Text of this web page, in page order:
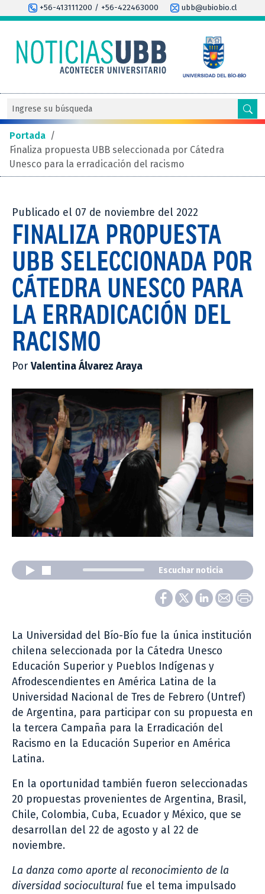
+56-413111200 / +56-422463000 ubb@ubiobio.cl
Portada /
Finaliza propuesta UBB seleccionada por Cátedra
Unesco para la erradicación del racismo
Publicado el 07 de noviembre del 2022
FINALIZA PROPUESTA
UBB SELECCIONADA POR
CÁTEDRA UNESCO PARA
LA ERRADICACIÓN DEL
RACISMO
PorValentina Álvarez Araya
Escuchar noticia
La Universidad del Bío-Bío fue la única institución
chilena seleccionada por la Cátedra Unesco
Educación Superior y Pueblos Indígenas y
Afrodescendientes en América Latina de la
Universidad Nacional de Tres de Febrero (Untref)
de Argentina, para participar con su propuesta en
la tercera Campaña para la Erradicación del
Racismo en la Educación Superior en América
Latina.
En la oportunidad también fueron seleccionadas
20 propuestas provenientes de Argentina, Brasil,
Chile, Colombia, Cuba, Ecuador y México, que se
desarrollan del 22 de agosto y al 22 de
noviembre.
La danza como aporte al reconocimiento de la
diversidad sociocultural fue el tema impulsado